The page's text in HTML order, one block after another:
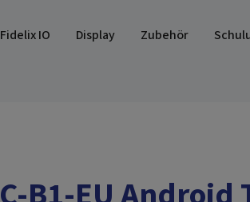
Fidelix IO Display Zubehör